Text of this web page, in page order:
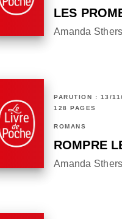
LES
Amanda Sthers
PARUTION : 13/
128 PAGES
ROMANS
ROMPRE
Amanda Sthers